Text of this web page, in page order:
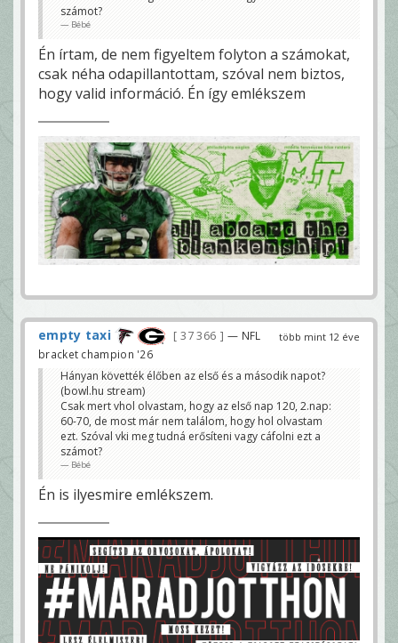
számot?
Bébé
Én írtam, de nem figyeltem folyton a számokat,
csak néha odapillantottam, szóval nem biztos,
hogy valid információ. Én így emlékszem
több mint 12 éve
empty taxi 37 366
— NFL
bracket champion '26
Hányan követték élőben az első és a második napot?
(bowl.hu stream)
Csak mert vhol olvastam, hogy az első nap 120, 2.nap:
60-70, de most már nem találom, hogy hol olvastam
ezt. Szóval vki meg tudná erősíteni vagy cáfolni ezt a
számot?
Bébé
Én is ilyesmire emlékszem.